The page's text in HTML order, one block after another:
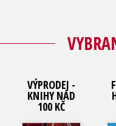
VÝPRODEJ -
KNIHY NAD
100 KČ